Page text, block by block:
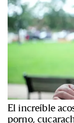
El increíble
porno,